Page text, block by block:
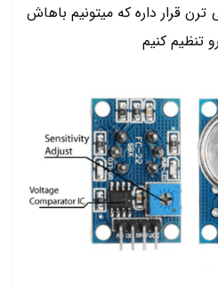
قرار داره که میتونیم باهاش
کنیم